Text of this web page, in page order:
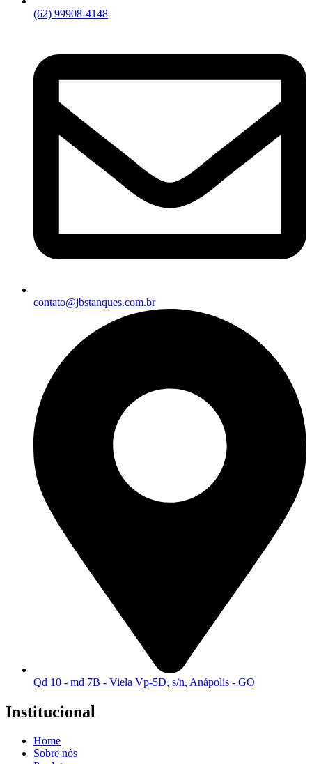
(62) 99908-4148
contato@jbstanques.com.br
Qd 10 - md 7B - Viela Vp-5D, s/n, Anápolis - GO
Institucional
Home
Sobre nós